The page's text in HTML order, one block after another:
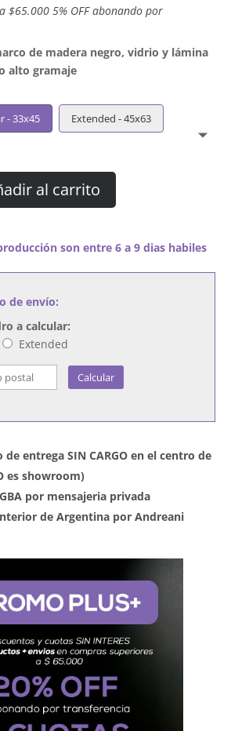
$65.000 5% OFF abonando por
de madera negro, vidrio y lámina
alto gramaje
- 33x45 Extended - 45x63
al carrito
son entre 6 a 9 dias habiles
de envío:
a calcular:
Extended
Calcular
entrega SIN CARGO en el centro de
es showroom)
por mensajeria privada
de Argentina por Andreani